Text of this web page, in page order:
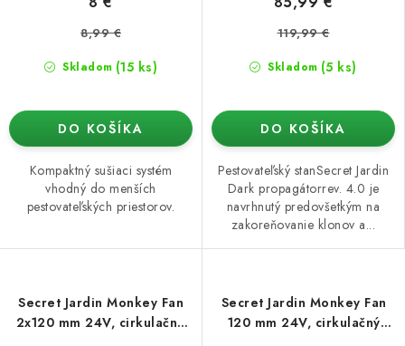
Skladom (15 ks)
8,99 €
DO KOŠÍKA
Kompaktný sušiaci systém
vhodný do menších
pestovateľských priestorov.
Skladom (5 ks)
119,99 €
DO KOŠÍKA
Pestovateľský stanSecret Jardin
Dark propagátorrev. 4.0 je
navrhnutý predovšetkým na
zakoreňovanie klonov a...
Secret Jardin Monkey Fan
2x120 mm 24V, cirkulačné
Secret Jardin Monkey Fan
120 mm 24V, cirkulačný